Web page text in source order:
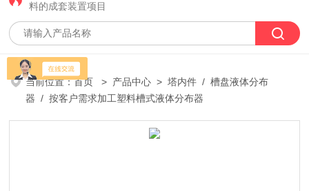
料的成套装置项目
当前位置：首页 > 产品中心 >塔内件 /槽盘液体分布
器 / 按客户需求加工塑料槽式液体分布器